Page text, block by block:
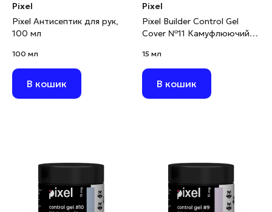
Pixel
Pixel Антисептик для рук,
100 мл
100 мл
В кошик
Pixel
Pixel Builder Control Gel
Cover №11 Камуфлюючий
мл
15 мл
В кошик